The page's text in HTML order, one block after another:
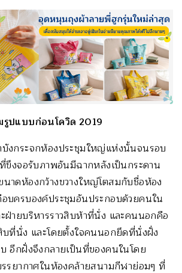
ปแบบก่อนโควิด 2019
งกระจกห้องประชุมใหญ่แห่งนั้นจนรอบ
ขึงจอรับภาพอันมีฉากหลังเป็นกระดาน
าดห้องกว้างขวางใหญ่โตสมกับชื่อห้อง
บครบองค์ประชุมอันประกอบด้วยคนใน
ฝ่ายบริหารราวสิบห้าที่นั่ง และคนนอกคือ
บที่นั่ง และโดยตั้งใจคนนอกยึดที่นั่งฝั่ง
อีกฝั่งจึงกลายเป็นที่ของคนในโดย
รยากาศในห้องคล้ายสนามกีฬาย่อมๆ ที่